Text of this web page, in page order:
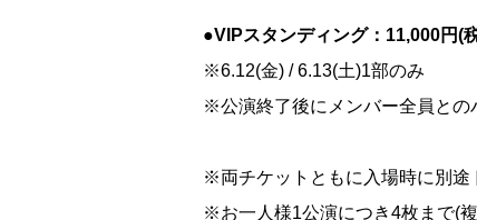
●VIPスタンディング：11,000円(
※6.12(金) / 6.13(土)1部のみ
※公演終了後にメンバー全員との
※両チケットともに入場時に別途
※お一人様1公演につき4枚まで(